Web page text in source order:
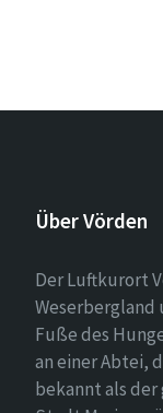
Über Vörden
Der Luftkurort
Weserbergland
Fuße des
an einer Abtei,
bekannt als